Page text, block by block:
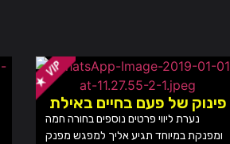
פינוק של פעם בחיים באילת
נערת ליווי פרטים נוספים בחורה חמה
ומפנקת במיוחד תגיע אליך למפגש מפנק